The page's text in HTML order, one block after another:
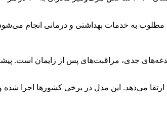
جدی، مراقبت‌های پس از زایمان است.
می‌دهد. این مدل در برخی کشورها اجرا